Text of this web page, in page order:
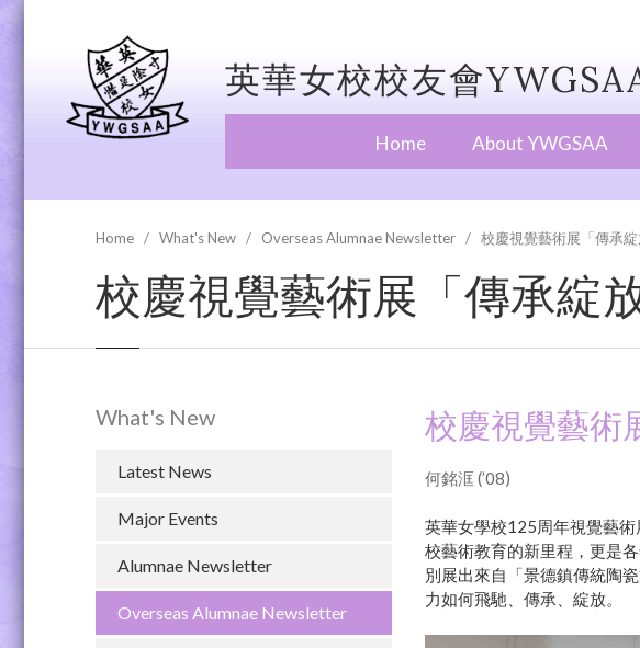
英華女校校友會
Home About YWGSAA
Home What's New Overseas Alumnae Newsletter 校慶視覺藝術展「傳承綻
校慶視覺藝術展「傳承綻放
What's New
Latest News
Major Events
Alumnae Newsletter
Overseas Alumnae Newsletter
校慶視覺藝術
何銘洭 (’08)
英華女學校125周年視覺藝
校藝術教育的新里程，更是
別展出來自「景德鎮傳統陶
力如何飛馳、傳承、綻放。